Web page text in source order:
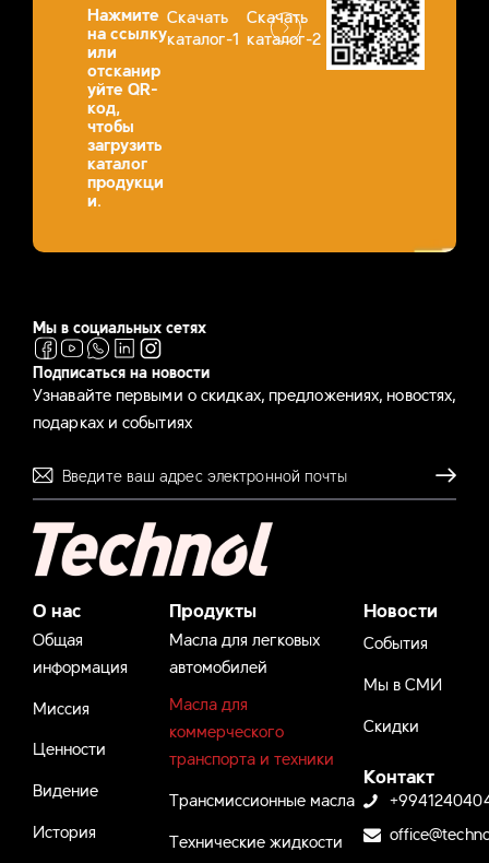
Нажмите
на ссылку
или
отсканир
уйте QR-
код,
чтобы
загрузить
каталог
продукци
и.
Скачать
каталог-1
Скачать
каталог-2
Мы в социальных сетях
Подписаться на новости
Узнавайте первыми о скидках, предложениях, новостях,
подарках и событиях
О нас
Общая
информация
Миссия
Ценности
Видение
История
Продукты
Масла для легковых
автомобилей
Масла для
коммерческого
транспорта и техники
Трансмиссионные масла
Технические жидкости
Новости
События
Мы в СМИ
Скидки
Контакт